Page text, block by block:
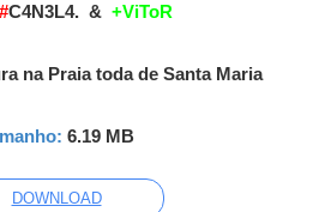
#C4N3L4. & +ViToR
na Praia toda de Santa Maria
6.19 MB
DOWNLOAD